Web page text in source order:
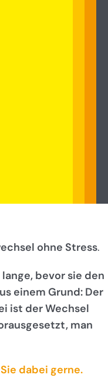
ohne Stress.
bevor sie den
einem Grund: Der
ist der Wechsel
man
dabei gerne.